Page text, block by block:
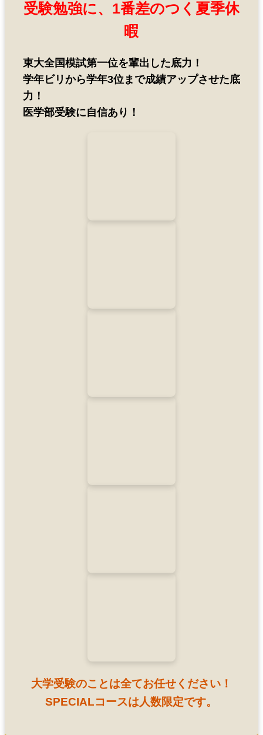
受験勉強に、1番差のつく夏季休
暇
東大全国模試第一位を輩出した底力！
学年ビリから学年3位まで成績アップさせた底
力！
医学部受験に自信あり！
大学受験のことは全てお任せください！
SPECIALコースは人数限定です。